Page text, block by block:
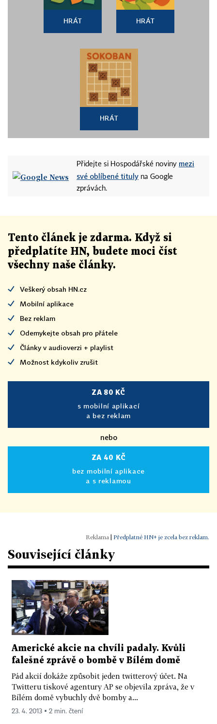
HRÁT HRÁT
HRÁT
Přidejte si Hospodářské noviny mezi
své oblíbené tituly na Google
zprávách.
Tento článek je zdarma. Když si
předplatíte HN, budete moci číst
všechny naše články.
Veškerý obsah HN.cz
Mobilní aplikace
Bez reklam
Odemykejte obsah pro přátele
Články v audioverzi + playlist
Možnost kdykoliv zrušit
ZA 80 KČ
s mobilní aplikací
a bez reklam
nebo
ZA 40 KČ
bez mobilní aplikace
a s reklamou
Předplatné HN+ je zcela bez reklam.
Související články
Americké akcie na chvíli padaly. Kvůli
falešné zprávě o bombě v Bílém domě
Pád akcií dokáže způsobit jeden twitterový účet. Na
Twitteru tiskové agentury AP se objevila zpráva, že v
Bílém domě vybuchly dvě bomby a...
23. 4. 2013 ▪ 2 min. čtení